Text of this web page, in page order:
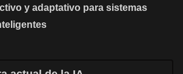
y adaptativo para sistemas